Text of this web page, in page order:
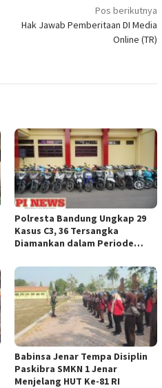
Pos berikutnya
Hak Jawab Pemberitaan DI Media
Online (TR)
Polresta Bandung Ungkap 29
Kasus C3, 36 Tersangka
Diamankan dalam Periode
Babinsa Jenar Tempa Disiplin
Paskibra SMKN 1 Jenar
Menjelang HUT Ke-81 RI